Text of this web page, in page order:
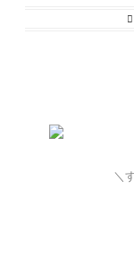
＼